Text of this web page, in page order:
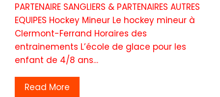
PARTENAIRE SANGLIERS & PARTENAIRES AUTRES
EQUIPES Hockey Mineur Le hockey mineur à
Clermont-Ferrand Horaires des
entrainements L’école de glace pour les
enfant de 4/8 ans…
Read More